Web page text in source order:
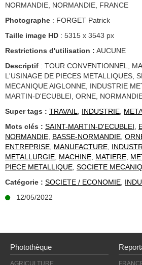
NORMANDIE, NORMANDIE, FRANCE
Photographe : FORGET Patrick
Taille image HD : 5315 x 3543 px
Restrictions d'utilisation : AUCUNE
Descriptif : TOUR CONVENTIONNEL,
L'USINAGE DE PIECES METALLIQUES,
MECANIQUE AIGLONNE, INDUSTRIE
MARTIN-D'ECUBLEI, ORNE,
Super tags : TRAVAIL, INDUSTRIE,
Mots clés : SAINT-MARTIN-D'ECUBLEI,
NORMANDIE, BASSE-NORMANDIE,
ENTREPRISE, MANUFACTURE,
METALLURGIE, MACHINE, MATIERE,
PIECE METALLIQUE, SOCIETE
Catégorie : SOCIETE / ECONOMIE,
12/05/2022
Photothèque